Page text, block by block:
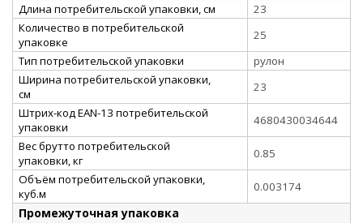
Длина потребительской упаковки, см
23
Количество в потребительской
упаковке
25
Тип потребительской упаковки
рулон
Ширина потребительской упаковки,
см
23
Штрих-код EAN-13 потребительской
упаковки
4680430034644
Вес брутто потребительской
упаковки, кг
0.85
Объём потребительской упаковки,
куб.м
0.003174
Промежуточная упаковка